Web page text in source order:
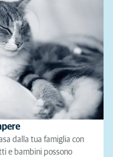
dalla tua famiglia con
e bambini possono